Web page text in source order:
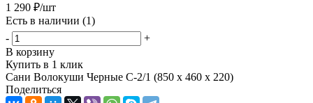
1 290 ₽/шт
Есть в наличии (1)
-
+
В корзину
Купить в 1 клик
Сани Волокуши Черные С-2/1 (850 х 460 х 220)
Поделиться